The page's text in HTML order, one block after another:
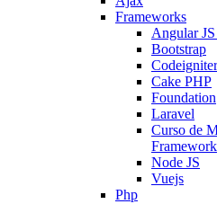
Frameworks
Angular JS
Bootstrap
Codeigniter
Cake PHP
Foundation
Laravel
Curso de
Framework
Node JS
Vuejs
Php